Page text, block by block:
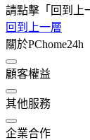
請點擊「回到上
回到上一層
關於PChome24h
顧客權益
其他服務
企業合作